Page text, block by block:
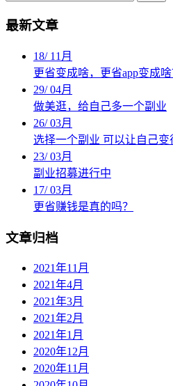
最新文章
18/ 11月
更省变成啥，更省app变成啥
29/04月
做美逛，给自己多一个副业
26/03月
选择一个副业 可以让自己变
23/03月
副业招募进行中
17/03月
更省赚钱是真的吗？
文章归档
2021年11月
2021年4月
2021年3月
2021年2月
2021年1月
2020年12月
2020年11月